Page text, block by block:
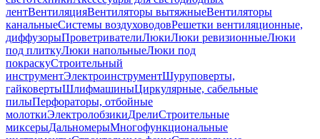
лентВентиляцияВентиляторы вытяжныеВентиляторы
канальныеСистемы воздуховодовРешетки вентиляционные,
диффузорыПроветривателиЛюкиЛюки ревизионныеЛюки
под плиткуЛюки напольныеЛюки под
покраскуСтроительный
инструментЭлектроинструментШуруповерты,
гайковертыШлифмашиныЦиркулярные, сабельные
пилыПерфораторы, отбойные
молоткиЭлектролобзикиДрелиСтроительные
миксерыДальномерыМногофункциональные